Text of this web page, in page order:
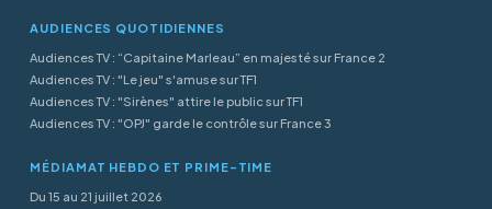
AUDIENCES QUOTIDIENNES
Audiences TV : “Capitaine Marleau” en majesté sur France 2
Audiences TV : "Le jeu" s'amuse sur TF1
Audiences TV : "Sirènes" attire le public sur TF1
Audiences TV : "OPJ" garde le contrôle sur France 3
MÉDIAMAT HEBDO ET PRIME-TIME
Du 15 au 21 juillet 2026